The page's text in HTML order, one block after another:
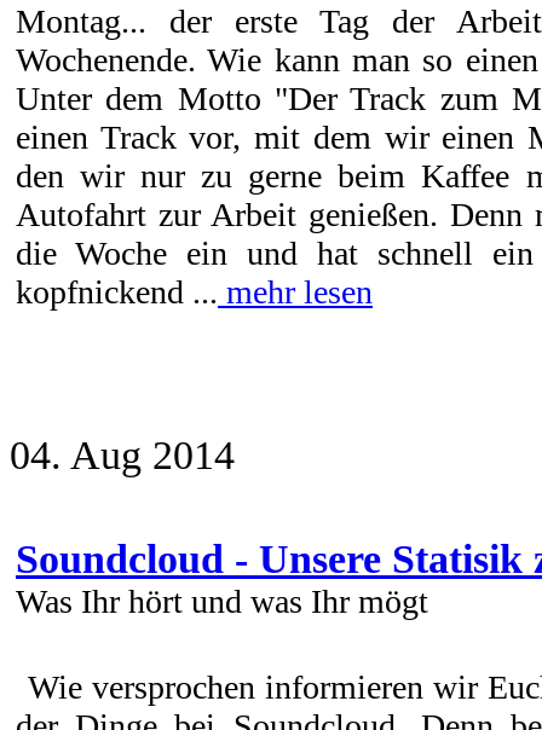
Montag... der erste Tag der
Wochenende. Wie kann man so
Unter dem Motto "Der Track zum
einen Track vor, mit dem wir einen
den wir nur zu gerne beim Kaffee
Autofahrt zur Arbeit genießen.
die Woche ein und hat schnell
kopfnickend ... mehr lesen
04. Aug 2014
Soundcloud - Unsere Statisik
Was Ihr hört und was Ihr mögt
Wie versprochen informieren wir